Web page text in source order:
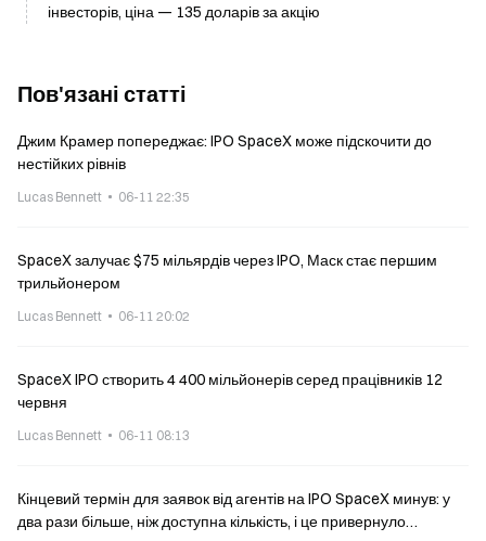
інвесторів, ціна — 135 доларів за акцію
Пов'язані статті
Джим Крамер попереджає: IPO SpaceX може підскочити до
нестійких рівнів
Lucas Bennett 06-11 22:35
SpaceX залучає $75 мільярдів через IPO, Маск стає першим
трильйонером
Lucas Bennett 06-11 20:02
SpaceX IPO створить 4 400 мільйонерів серед працівників 12
червня
Lucas Bennett 06-11 08:13
Кінцевий термін для заявок від агентів на IPO SpaceX минув: у
два рази більше, ніж доступна кількість, і це привернуло